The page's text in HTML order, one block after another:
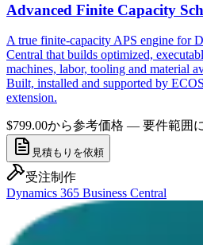
Advanced Finite Capacity
A true finite-capacity APS engine for
Central that builds optimized,
machines, labor, tooling and material
Built, installed and supported by
extension.
$799.00から参考価格 — 要件範囲
見積もりを依頼
受注制作
Dynamics 365 Business Central